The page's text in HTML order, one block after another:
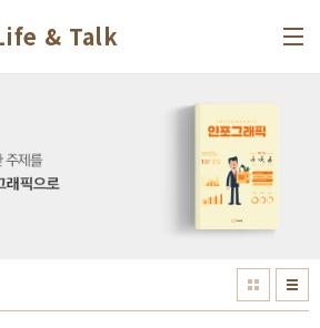
Life & Talk